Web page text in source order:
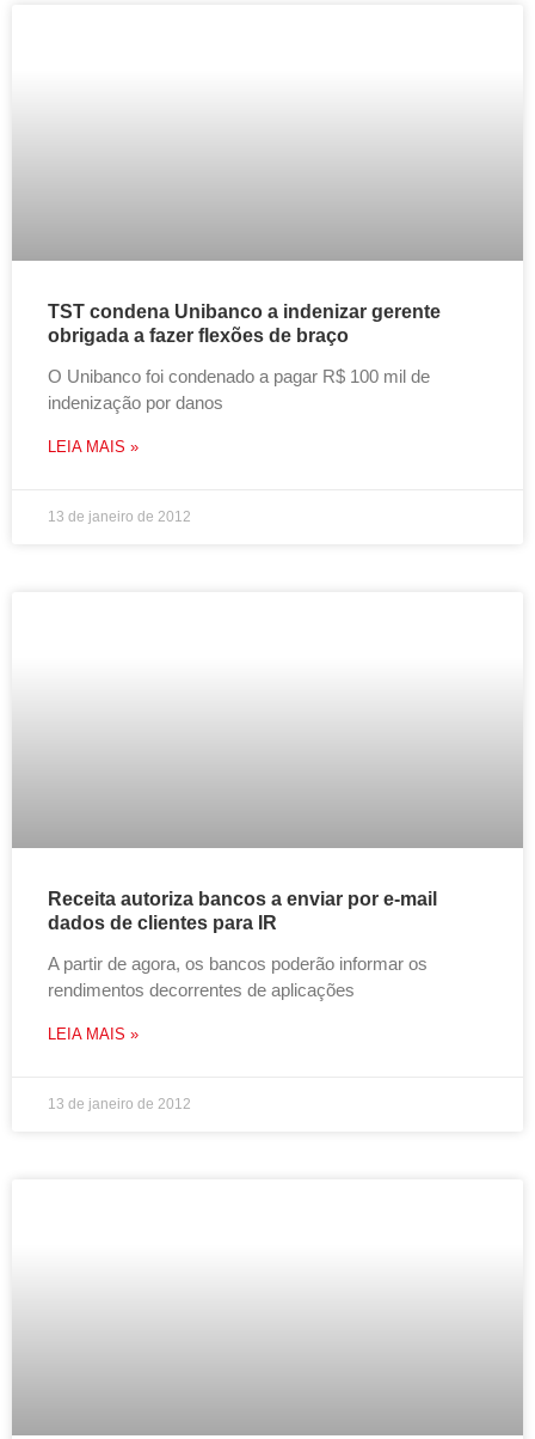
TST condena Unibanco a indenizar gerente
obrigada a fazer flexões de braço
O Unibanco foi condenado a pagar R$ 100 mil de
indenização por danos
LEIA MAIS »
13 de janeiro de 2012
Receita autoriza bancos a enviar por e-mail
dados de clientes para IR
A partir de agora, os bancos poderão informar os
rendimentos decorrentes de aplicações
LEIA MAIS »
13 de janeiro de 2012